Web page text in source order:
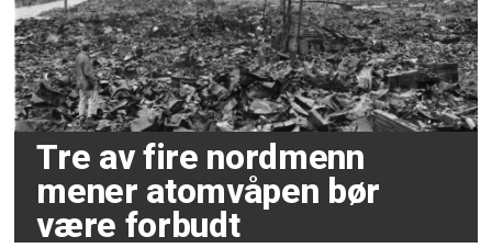
Tre av fire nordmenn
mener atomvåpen bør
være forbudt